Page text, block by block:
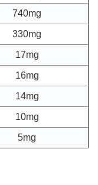
740mg
330mg
17mg
16mg
14mg
10mg
5mg